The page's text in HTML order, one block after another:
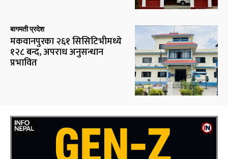
बागमती प्रदेश
मकवानपुरका २६१ सिसिटिभीमध्ये
१२८ बन्द, अपराध अनुसन्धान
प्रभावित